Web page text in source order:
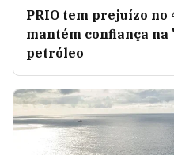
PRIO tem prejuízo no
mantém confiança
petróleo